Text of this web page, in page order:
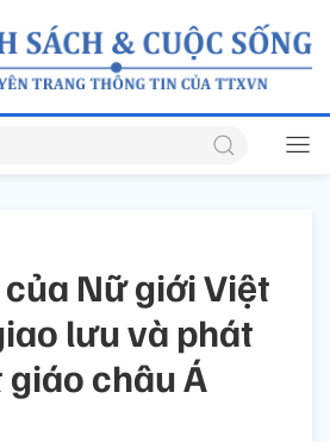
Nữ giới Việt
lưu và phát
châu Á